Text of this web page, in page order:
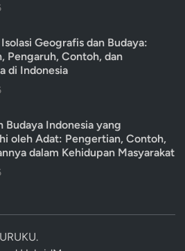
Geografis dan Budaya:
Pengaruh, Contoh, dan
di Indonesia
Budaya Indonesia yang
oleh Adat: Pengertian, Contoh,
dalam Kehidupan Masyarakat
.